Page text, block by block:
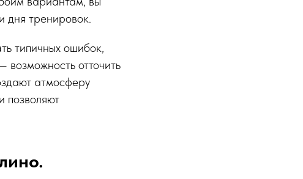
дня тренировок.
типичных ошибок,
возможность отточить
атмосферу
позволяют